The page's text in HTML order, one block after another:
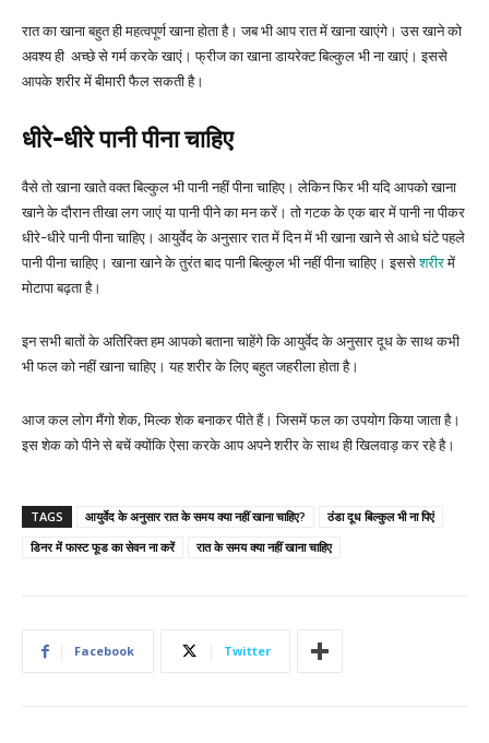
रात का खाना बहुत ही महत्वपूर्ण खाना होता है। जब भी आप रात में खाना खाएंगे। उस खाने को
अवश्य ही अच्छे से गर्म करके खाएं। फ्रीज का खाना डायरेक्ट बिल्कुल भी ना खाएं। इससे
आपके शरीर में बीमारी फैल सकती है।
धीरे-धीरे पानी पीना चाहिए
वैसे तो खाना खाते वक्त बिल्कुल भी पानी नहीं पीना चाहिए। लेकिन फिर भी यदि आपको खाना
खाने के दौरान तीखा लग जाएं या पानी पीने का मन करें। तो गटक के एक बार में पानी ना पीकर
धीरे-धीरे पानी पीना चाहिए। आयुर्वेद के अनुसार रात में दिन में भी खाना खाने से आधे घंटे पहले
पानी पीना चाहिए। खाना खाने के तुरंत बाद पानी बिल्कुल भी नहीं पीना चाहिए। इससेशरीरमें
मोटापा बढ़ता है।
इन सभी बातों के अतिरिक्त हम आपको बताना चाहेंगे कि आयुर्वेद के अनुसार दूध के साथ कभी
भी फल को नहीं खाना चाहिए। यह शरीर के लिए बहुत जहरीला होता है।
आज कल लोग मैंगो शेक, मिल्क शेक बनाकर पीते हैं। जिसमें फल का उपयोग किया जाता है।
इस शेक को पीने से बचें क्योंकि ऐसा करके आप अपने शरीर के साथ ही खिलवाड़ कर रहे है।
TAGS आयुर्वेद के अनुसार रात के समय क्या नहीं खाना चाहिए?
ठंडा दूध बिल्कुल भी ना पिएं
डिनर में फास्ट फूड का सेवन ना करें
रात के समय क्या नहीं खाना चाहिए
Facebook Twitter